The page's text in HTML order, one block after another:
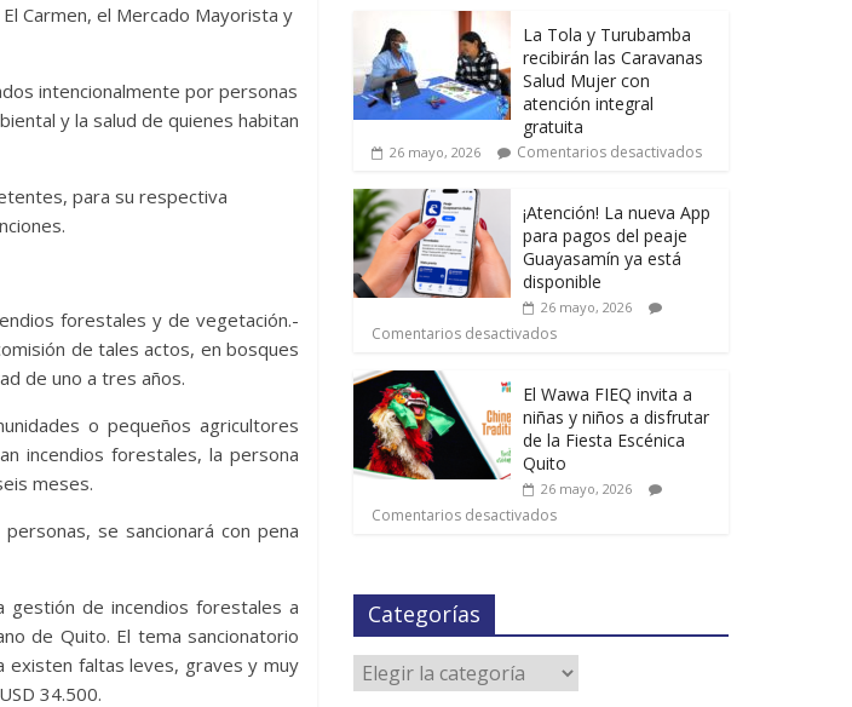
Carmen, el Mercado Mayorista y
intencionalmente por personas
y la salud de quienes habitan
para su respectiva
forestales y de vegetación.-
de tales actos, en bosques
de uno a tres años.
o pequeños agricultores
incendios forestales, la persona
meses.
se sancionará con pena
gestión de incendios forestales a
de Quito. El tema sancionatorio
existen faltas leves, graves y muy
34.500.
La Tola y Turubamba
recibirán las Caravanas
Salud Mujer con
atención integral
gratuita
26 mayo, 2026 Comentarios desactivados
¡Atención! La nueva App
para pagos del peaje
Guayasamín ya está
disponible
26 mayo, 2026
Comentarios desactivados
El Wawa FIEQ invita a
niñas y niños a disfrutar
de la Fiesta Escénica
Quito
26 mayo, 2026
Comentarios desactivados
Categorías